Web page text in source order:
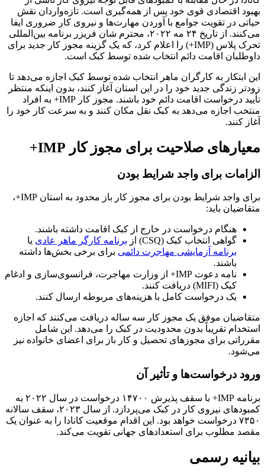
بهبود اقتصادی قوی خود پس از همه‌گیری است. تازه‌واردان نقش
حیاتی در تقویت جوامع با آوردن مهارت‌ها و نیروی کار ضروری ایفا
می‌کنند. از تاریخ ۲۴ مه ۲۰۲۲، محترم شان فریزر برنامه بین‌المللی
تحرک پلاس (IMP+) را اعلام کرد، که یک گزینه مجوز کار جدید برای
داوطلبان اقامت دائم انتخاب شده توسط کبک است.
این ابتکار به کارگران ماهر انتخاب شده توسط کبک اجازه می‌دهد تا
زودتر زندگی جدید خود را در این استان آغاز کنند، بدون اینکه منتظر
تأیید درخواست اقامت دائم خود باشند. مجوز کار IMP+ به افراد
منتخب اجازه می‌دهد به کبک نقل مکان کنند و به سرعت کار خود را
آغاز کنند.
معیارهای صلاحیت برای مجوز کار IMP+
الزامات برای واجد شرایط بودن
برای واجد شرایط بودن برای مجوز کار باز محدود به استان IMP+،
متقاضیان باید:
هنگام درخواست در خارج از کبک اقامت داشته باشند.
گواهی انتخاب کبک (CSQ) از
برنامه کارگر ماهر عادی یا
برنامه آزمایشی مهاجرت دائمی برای برخی بخش‌ها داشته
باشند.
نامه دعوت IMP+ از وزارت مهاجرت، فرانسوی‌سازی و ادغام
کبک (MIFI) دریافت کنند.
یک درخواست کامل با هزینه‌های مربوطه ارسال کنند.
متقاضیان موفق یک مجوز کار سه ساله دریافت می‌کنند که اجازه
استخدام تقریباً بدون محدودیت در کبک را می‌دهد. این شامل
مقرراتی برای مجوزهای تحصیل و کار باز برای اعضای خانواده نیز
می‌شود.
ورود درخواست‌ها و تأثیر آن
برنامه IMP+ با سقف پذیرش ۱۴۷۰۰ درخواست در سال ۲۰۲۲ به
کمبودهای نیروی کار در کبک می‌پردازد. از سال ۲۰۲۳، سقف سالانه
۷۳۵۰ درخواست خواهد بود. این اقدام موقعیت کانادا را به عنوان یک
مقصد مطلوب برای استعدادهای جهانی تقویت می‌کند.
بیانیه رسمی